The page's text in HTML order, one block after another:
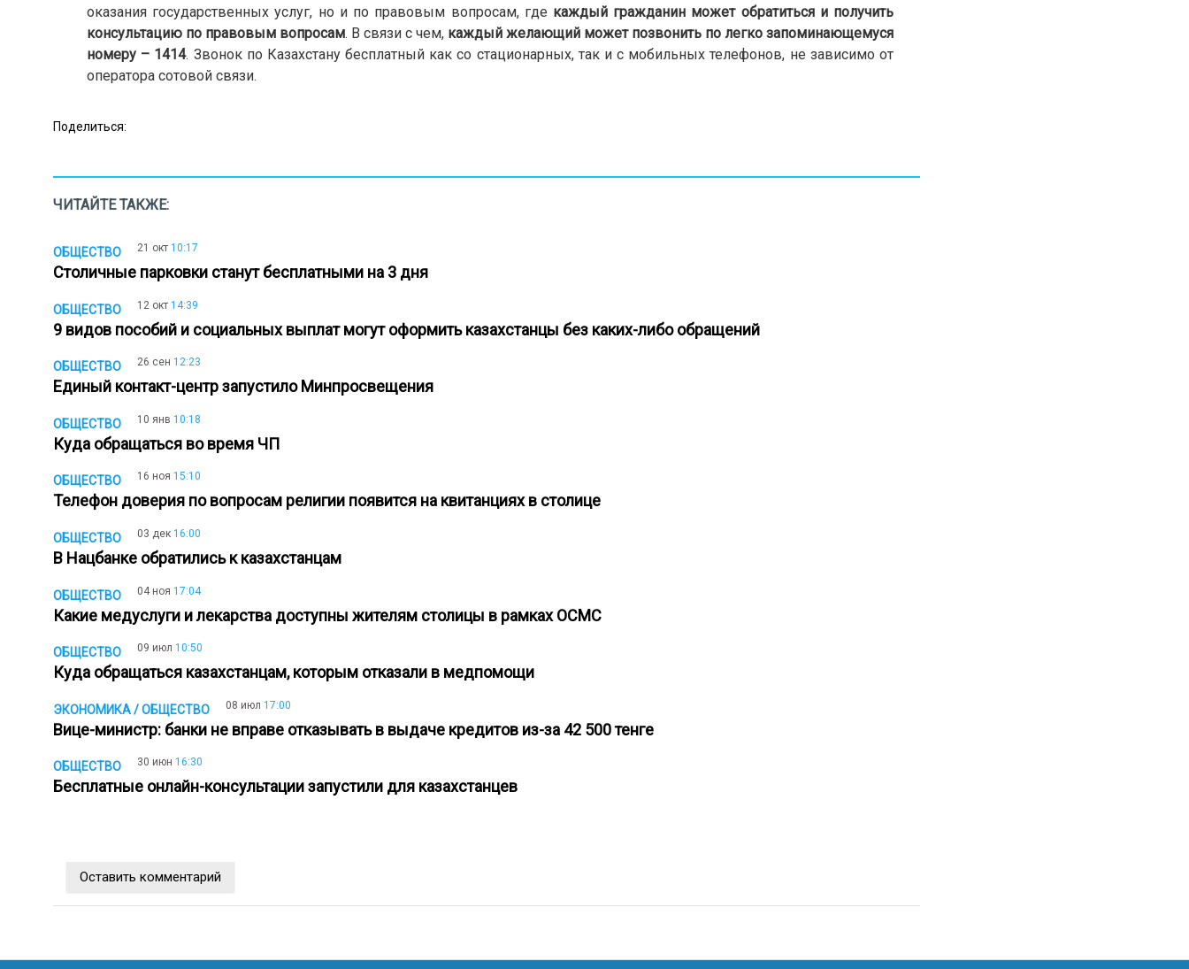
оказания государственных услуг, но и по правовым вопросам, где каждый гражданин может обратиться и получить
консультацию по правовым вопросам. В связи с чем, каждый желающий может позвонить по легко запоминающемуся
номеру – 1414. Звонок по Казахстану бесплатный как со стационарных, так и с мобильных телефонов, не зависимо от
оператора сотовой связи.
Поделиться:
ЧИТАЙТЕ ТАКЖЕ:
ОБЩЕСТВО 21 окт 10:17
Столичные парковки станут бесплатными на 3 дня
ОБЩЕСТВО 12 окт 14:39
9 видов пособий и социальных выплат могут оформить казахстанцы без каких-либо обращений
ОБЩЕСТВО 26 сен 12:23
Единый контакт-центр запустило Минпросвещения
ОБЩЕСТВО 10 янв 10:18
Куда обращаться во время ЧП
ОБЩЕСТВО 16 ноя 15:10
Телефон доверия по вопросам религии появится на квитанциях в столице
ОБЩЕСТВО 03 дек 16:00
В Нацбанке обратились к казахстанцам
ОБЩЕСТВО 04 ноя 17:04
Какие медуслуги и лекарства доступны жителям столицы в рамках ОСМС
ОБЩЕСТВО 09 июл 10:50
Куда обращаться казахстанцам, которым отказали в медпомощи
ЭКОНОМИКА / ОБЩЕСТВО 08 июл 17:00
Вице-министр: банки не вправе отказывать в выдаче кредитов из-за 42 500 тенге
ОБЩЕСТВО 30 июн 16:30
Бесплатные онлайн-консультации запустили для казахстанцев
Оставить комментарий